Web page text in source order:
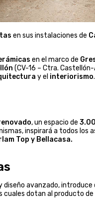
en sus instalaciones de
en el marco de
(CV-16 – Ctra.
y el interiorismo.
, un espacio de
inspirará a todos
Top y Bellacasa.
avanzado, introduce
cuales dotan al producto